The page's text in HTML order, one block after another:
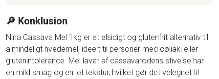
🔎 Konklusion
Nina Cassava Mel 1kg er et alsidigt og glutenfrit alternativ til
almindeligt hvedemel, ideelt til personer med cøliaki eller
glutenintolerance. Mel lavet af cassavarodens stivelse har
en mild smag og en let tekstur, hvilket gør det velegnet til